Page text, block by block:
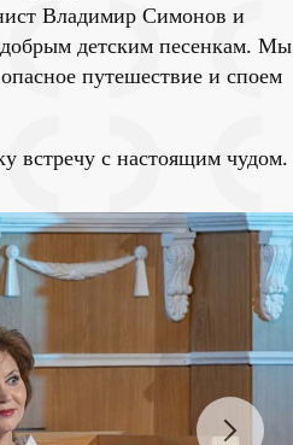
Владимир Симонов и
детским песенкам. Мы
путешествие и споем
встречу с настоящим чудом.